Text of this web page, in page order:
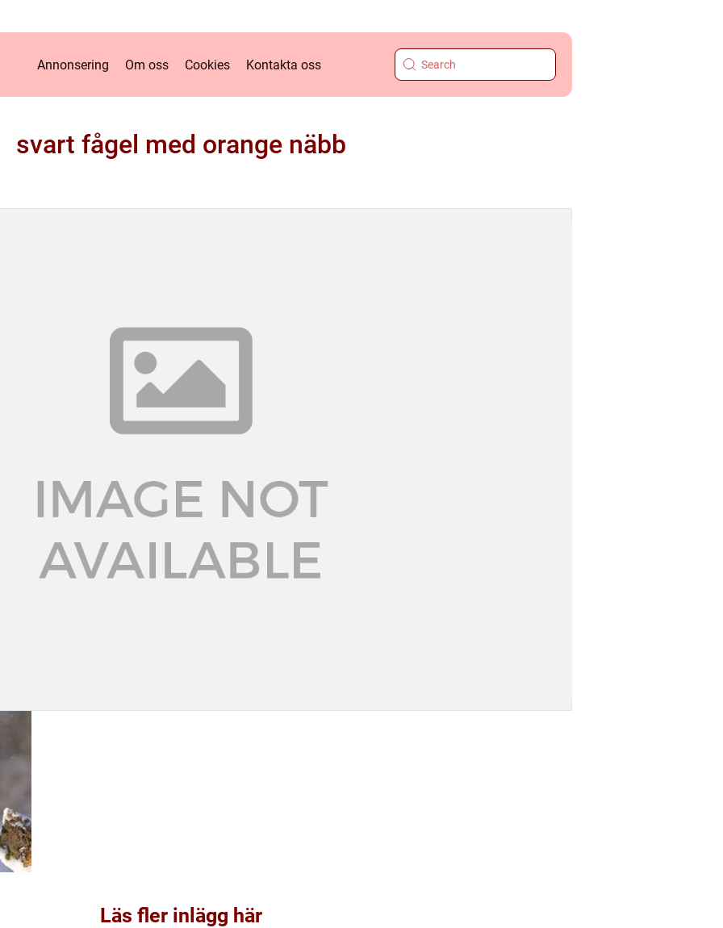
Annonsering Om oss Cookies Kontakta oss
svart fågel med orange näbb
Läs fler inlägg här